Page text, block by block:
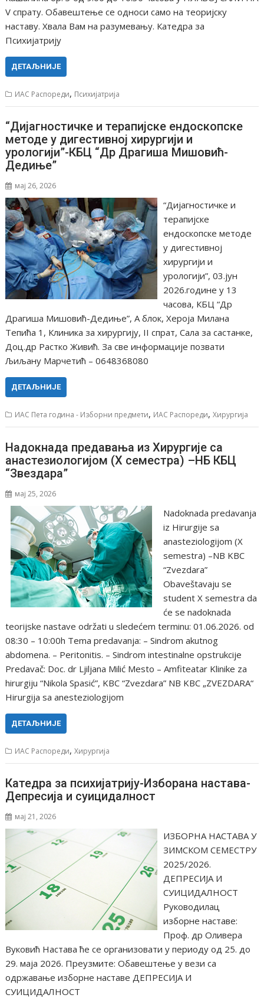
V спрату. Обавештење се односи само на теоријску
наставу. Хвала Вам на разумевању. Катедра за
Психијатрију
ДЕТАЉНИЈЕ
ИАС Распореди, Психијатрија
“Дијагностичке и терапијске ендоскопске
методе у дигестивној хирургији и
урологији”-КБЦ “Др Драгиша Мишовић-
Дедиње”
мај 26, 2026
“Дијагностичке и
терапијске
ендоскопске методе
у дигестивној
хирургији и
урологији”, 03.јун
2026.године у 13
часова, КБЦ “Др
Драгиша Мишовић-Дедиње”, А блок, Хероја Милана
Тепића 1, Клиника за хирургију, II спрат, Сала за састанке,
Доц.др Растко Живић. За све информације позвати
Љиљану Марчетић – 0648368080
ДЕТАЉНИЈЕ
ИАС Пета година - Изборни предмети, ИАС Распореди,Хирургија
Надокнада предавања из Хирургије са
анастезиологијом (X семестра) –НБ КБЦ
“Звездара”
мај 25, 2026
Nadoknada predavanja
iz Hirurgije sa
anasteziologijom (X
semestra) –NB KBC
“Zvezdara”
Obaveštavaju se
student X semestra da
će se nadoknada
teorijske nastave održati u sledećem terminu: 01.06.2026. od
08:30 – 10:00h Tema predavanja: – Sindrom akutnog
abdomena. – Peritonitis. – Sindrom intestinalne opstrukcije
Predavač: Doc. dr Ljiljana Milić Mesto – Amfiteatar Klinike za
hirurgiju “Nikola Spasić”, KBC “Zvezdara” NB KBC „ZVEZDARA“
Hirurgija sa anesteziologijom
ДЕТАЉНИЈЕ
ИАС Распореди,Хирургија
Катедра за психијатрију-Изборана настава-
Депресија и суицидалност
мај 21, 2026
ИЗБОРНА НАСТАВА У
ЗИМСКОМ СЕМЕСТРУ
2025/2026.
ДЕПРЕСИЈА И
СУИЦИДАЛНОСТ
Руководилац
изборне наставе:
Проф. др Оливера
Вуковић Настава ће се организовати у периоду од 25. до
29. маја 2026. Преузмите: Обавештење у вези са
одржавање изборне наставе ДЕПРЕСИЈА И
СУИЦИДАЛНОСТ